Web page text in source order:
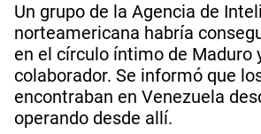
Un grupo de la Agencia de
norteamericana habría
en el círculo íntimo de Maduro
colaborador. Se informó que
encontraban en Venezuela
operando desde allí.